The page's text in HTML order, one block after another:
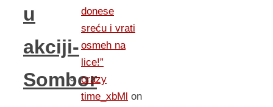
u
akciji-
Sombor
donese
sreću i vrati
osmeh na
lice!”
crazy
time_xbMl on